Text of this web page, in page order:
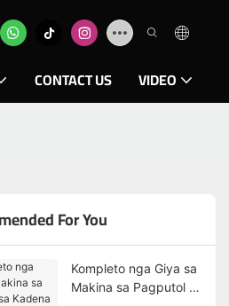
CONTACT US VIDEO
For You
Kompleto nga Giya sa
Makina sa Pagputol sa